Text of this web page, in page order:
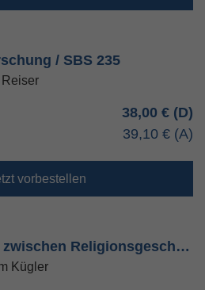
/ SBS 235
Reiser
38,00 €
39,10 €
vorbestellen
zwischen Religionsgesch…
Kügler